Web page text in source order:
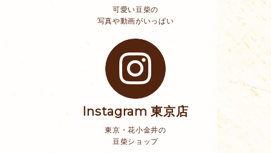
可愛い豆柴の
写真や動画がいっぱい
Instagram 東京店
東京・花小金井の
豆柴ショップ